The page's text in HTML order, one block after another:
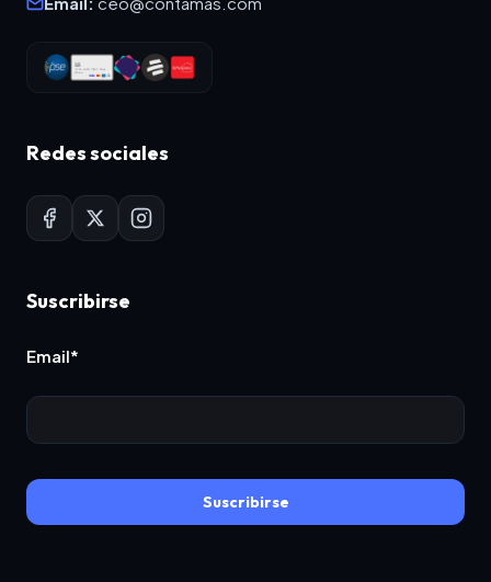
Redes sociales
Suscribirse
Email*
Suscribirse